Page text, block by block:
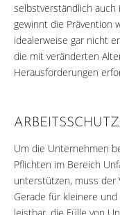
selbstverständlich
gewinnt die Prävention
idealerweise gar nicht
die mit veränderten
Herausforderungen
Um die Unternehmen
Pflichten im Bereich
unterstützen, muss der
Gerade für kleinere